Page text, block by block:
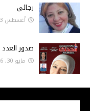
رجائي
أغسطس 23, 2021
صدور العدد 183 لصحيفة الحدث الاسبوعي من لندن
مايو 30, 2026